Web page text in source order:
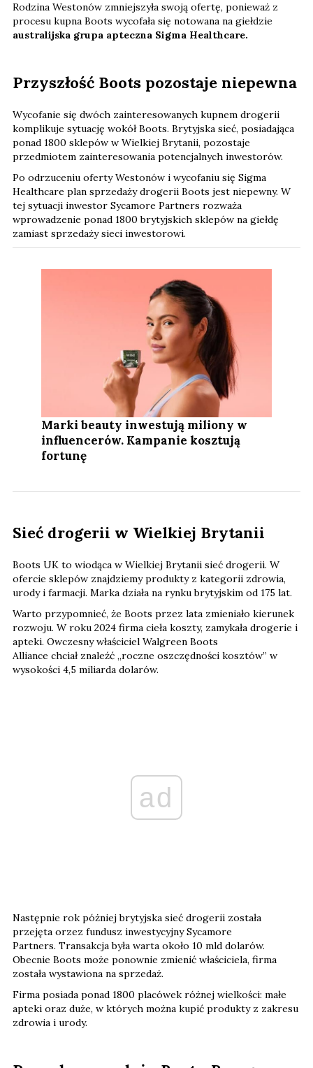
Rodzina Westonów zmniejszyła swoją ofertę, ponieważ z
procesu kupna Boots wycofała się notowana na giełdzie
australijska grupa apteczna Sigma Healthcare.
Przyszłość Boots pozostaje niepewna
Wycofanie się dwóch zainteresowanych kupnem drogerii
komplikuje sytuację wokół Boots. Brytyjska sieć, posiadająca
ponad 1800 sklepów w Wielkiej Brytanii, pozostaje
przedmiotem zainteresowania potencjalnych inwestorów.
Po odrzuceniu oferty Westonów i wycofaniu się Sigma
Healthcare plan sprzedaży drogerii Boots jest niepewny. W
tej sytuacji inwestor Sycamore Partners rozważa
wprowadzenie ponad 1800 brytyjskich sklepów na giełdę
zamiast sprzedaży sieci inwestorowi.
Marki beauty inwestują miliony w
influencerów. Kampanie kosztują
fortunę
Sieć drogerii w Wielkiej Brytanii
Boots UK to wiodąca w Wielkiej Brytanii sieć drogerii. W
ofercie sklepów znajdziemy produkty z kategorii zdrowia,
urody i farmacji. Marka działa na rynku brytyjskim od 175 lat.
Warto przypomnieć, że Boots przez lata zmieniało kierunek
rozwoju. W roku 2024 firma cieła koszty, zamykała drogerie i
apteki. Owczesny właściciel Walgreen Boots
Alliance chciał znaleźć „roczne oszczędności kosztów” w
wysokości 4,5 miliarda dolarów.
ad
Następnie rok póżniej brytyjska sieć drogerii została
przejęta orzez fundusz inwestycyjny Sycamore
Partners. Transakcja była warta około 10 mld dolarów.
Obecnie Boots może ponownie zmienić właściciela, firma
została wystawiona na sprzedaż.
Firma posiada ponad 1800 placówek różnej wielkości: małe
apteki oraz duże, w których można kupić produkty z zakresu
zdrowia i urody.